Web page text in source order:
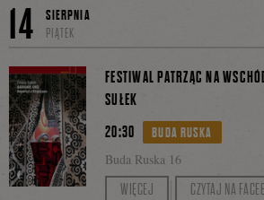
14
SIERPNIA
PIĄTEK
20:30 BUDA RUSKA
Buda Ruska 16
FESTIWAL PATRZĄC NA
SUŁEK
Prowadzenie: Jędrzej
WIĘCEJ CZYTAJ NA